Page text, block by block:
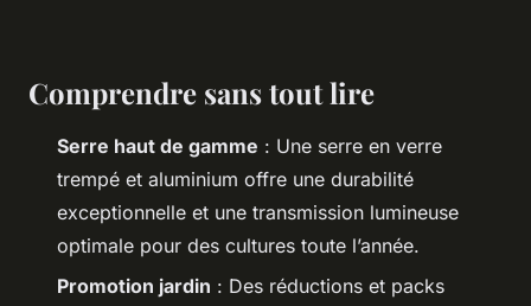
Comprendre sans tout lire
Serre haut de gamme : Une serre en verre
trempé et aluminium offre une durabilité
exceptionnelle et une transmission lumineuse
optimale pour des cultures toute l’année.
Promotion jardin : Des réductions et packs